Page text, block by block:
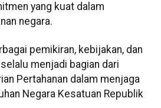
yang kuat dalam
negara.
pemikiran, kebijakan, dan
menjadi bagian dari
Pertahanan dalam menjaga
Negara Kesatuan Republik